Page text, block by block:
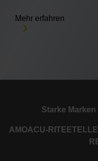
Mehr erfahren
Starke
AMOACU-RITE ETEL